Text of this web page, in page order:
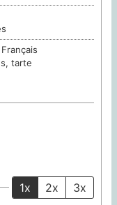
tarte
1x 2x 3x